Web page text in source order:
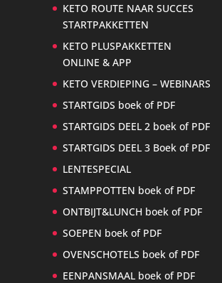
KETO ROUTE NAAR SUCCES
STARTPAKKETTEN
KETO PLUSPAKKETTEN
ONLINE & APP
KETO VERDIEPING – WEBINARS
STARTGIDS boek of PDF
STARTGIDS DEEL 2 boek of PDF
STARTGIDS DEEL 3 Boek of PDF
LENTESPECIAL
STAMPPOTTEN boek of PDF
ONTBIJT&LUNCH boek of PDF
SOEPEN boek of PDF
OVENSCHOTELS boek of PDF
EENPANSMAAL boek of PDF